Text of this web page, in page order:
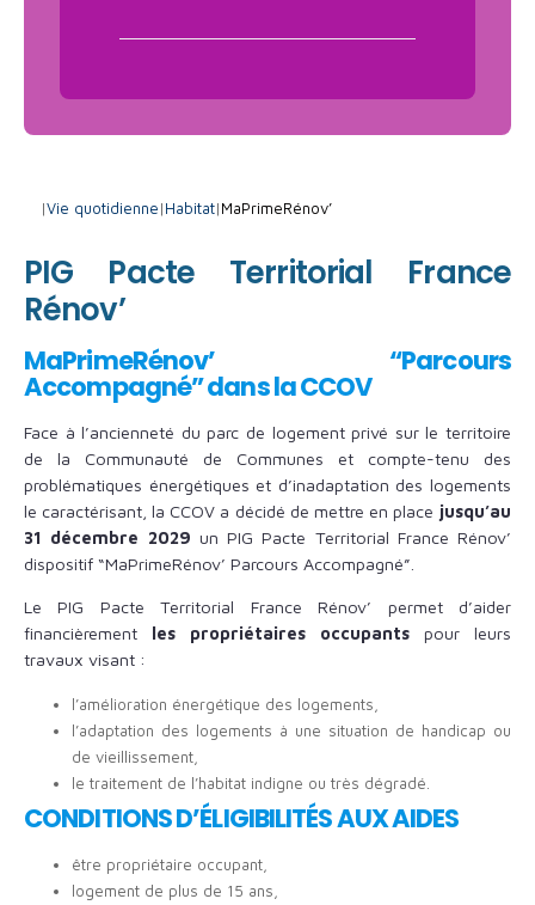
|Vie quotidienne|Habitat|MaPrimeRénov’
PIG Pacte Territorial France
Rénov’
MaPrimeRénov’ “Parcours
Accompagné” dans la CCOV
Face à l’ancienneté du parc de logement privé sur le territoire
de la Communauté de Communes et compte-tenu des
problématiques énergétiques et d’inadaptation des logements
le caractérisant, la CCOV a décidé de mettre en place jusqu’au
31 décembre 2029 un PIG Pacte Territorial France Rénov’
dispositif “MaPrimeRénov’ Parcours Accompagné”.
Le PIG Pacte Territorial France Rénov’ permet d’aider
financièrement les propriétaires occupants pour leurs
travaux visant :
l’amélioration énergétique des logements,
l’adaptation des logements à une situation de handicap ou
de vieillissement,
le traitement de l’habitat indigne ou très dégradé.
CONDITIONS D’ÉLIGIBILITÉS AUX AIDES
être propriétaire occupant,
logement de plus de 15 ans,